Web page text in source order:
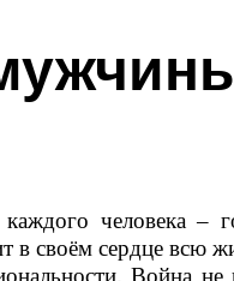
человека –
в своём сердце всю